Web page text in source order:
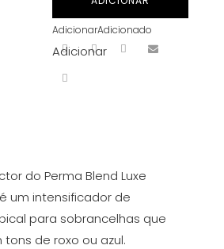
Perma
Blend
Luxe
ml
AdicionarAdicionado
Adicionar
do Perma Blend Luxe
um intensificador de
para sobrancelhas que
de roxo ou azul.